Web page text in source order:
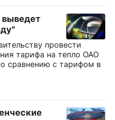
выведет
провести
тарифа на тепло ОАО
сравнению с тарифом в